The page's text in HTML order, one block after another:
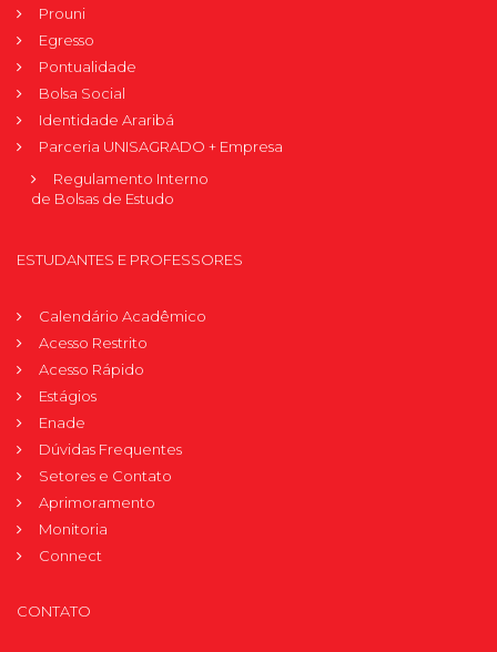
Prouni
Egresso
Pontualidade
Bolsa Social
Identidade Araribá
Parceria UNISAGRADO + Empresa
Regulamento Interno
de Bolsas de Estudo
ESTUDANTES E PROFESSORES
Calendário Acadêmico
Acesso Restrito
Acesso Rápido
Estágios
Enade
Dúvidas Frequentes
Setores e Contato
Aprimoramento
Monitoria
Connect
CONTATO